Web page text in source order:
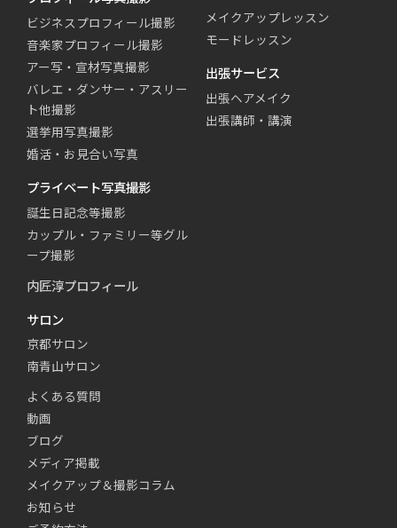
ビジネスプロフィール撮影
音楽家プロフィール撮影
アー写・宣材写真撮影
バレエ・ダンサー・アスリー
ト他撮影
選挙用写真撮影
婚活・お見合い写真
プライベート写真撮影
誕生日記念等撮影
カップル・ファミリー等グル
ープ撮影
メイクアップレッスン
モードレッスン
出張サービス
出張ヘアメイク
出張講師・講演
内匠淳プロフィール
サロン
京都サロン
南青山サロン
よくある質問
動画
ブログ
メディア掲載
メイクアップ＆撮影コラム
お知らせ